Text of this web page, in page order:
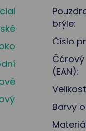
brýle:
Číslo
(EAN):
Barvy